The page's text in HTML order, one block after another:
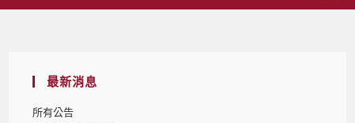
最新消息
所有公告